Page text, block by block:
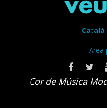
Català
Area
Cor de Música